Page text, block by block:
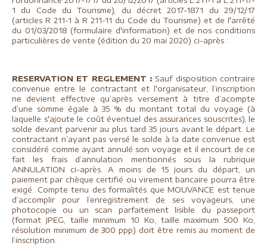
1 du Code du Tourisme), du décret 2017-1871 du 29/12/17
(articles R 211-1 à R 211-11 du Code du Tourisme) et de l'arrêté
du 01/03/2018 (formulaire d'information) et de nos conditions
particulières de vente (édition du 20 mai 2020) ci-après :
RESERVATION ET REGLEMENT : Sauf disposition contraire
convenue entre le contractant et l'organisateur, l’inscription
ne devient effective qu’après versement à titre d’acompte
d’une somme égale à 35 % du montant total du voyage (à
laquelle s'ajoute le coût éventuel des assurances souscrites), le
solde devant parvenir au plus tard 35 jours avant le départ. Le
contractant n’ayant pas versé le solde à la date convenue est
considéré comme ayant annulé son voyage et il encourt de ce
fait les frais d’annulation mentionnés sous la rubrique
ANNULATION ci-après. A moins de 15 jours du départ, un
paiement par chèque certifié ou virement bancaire pourra être
exigé. Compte tenu des formalités que MOUVANCE est tenue
d’accomplir pour l’enregistrement de ses voyageurs, une
photocopie ou un scan parfaitement lisible du passeport
(format JPEG, taille minimum 10 Ko, taille maximum 500 Ko,
résolution minimum de 300 ppp) doit être remis au moment de
l’inscription.